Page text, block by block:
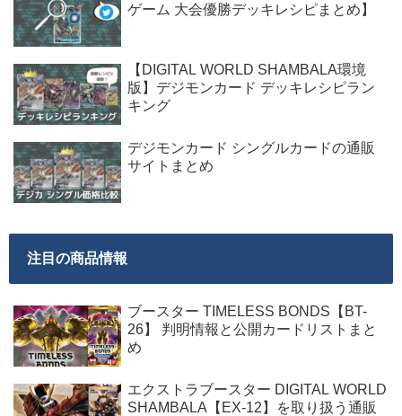
ゲーム 大会優勝デッキレシピまとめ】
【DIGITAL WORLD SHAMBALA環境
版】デジモンカード デッキレシピラン
キング
デジモンカード シングルカードの通販
サイトまとめ
注目の商品情報
ブースター TIMELESS BONDS【BT-
26】 判明情報と公開カードリストまと
め
エクストラブースター DIGITAL WORLD
SHAMBALA【EX-12】を取り扱う通販